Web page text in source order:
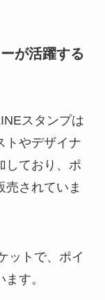
が活躍する
スタンプは
トやデザイナ
しており、ポ
売されていま
ットで、ポイ
す。